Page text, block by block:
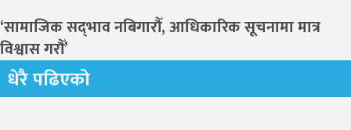
‘सामाजिक सद्‌भाव नबिगारौँ, आधिकारिक सूचनामा मात्र
विश्वास गरौँ’
धेरै पढिएको